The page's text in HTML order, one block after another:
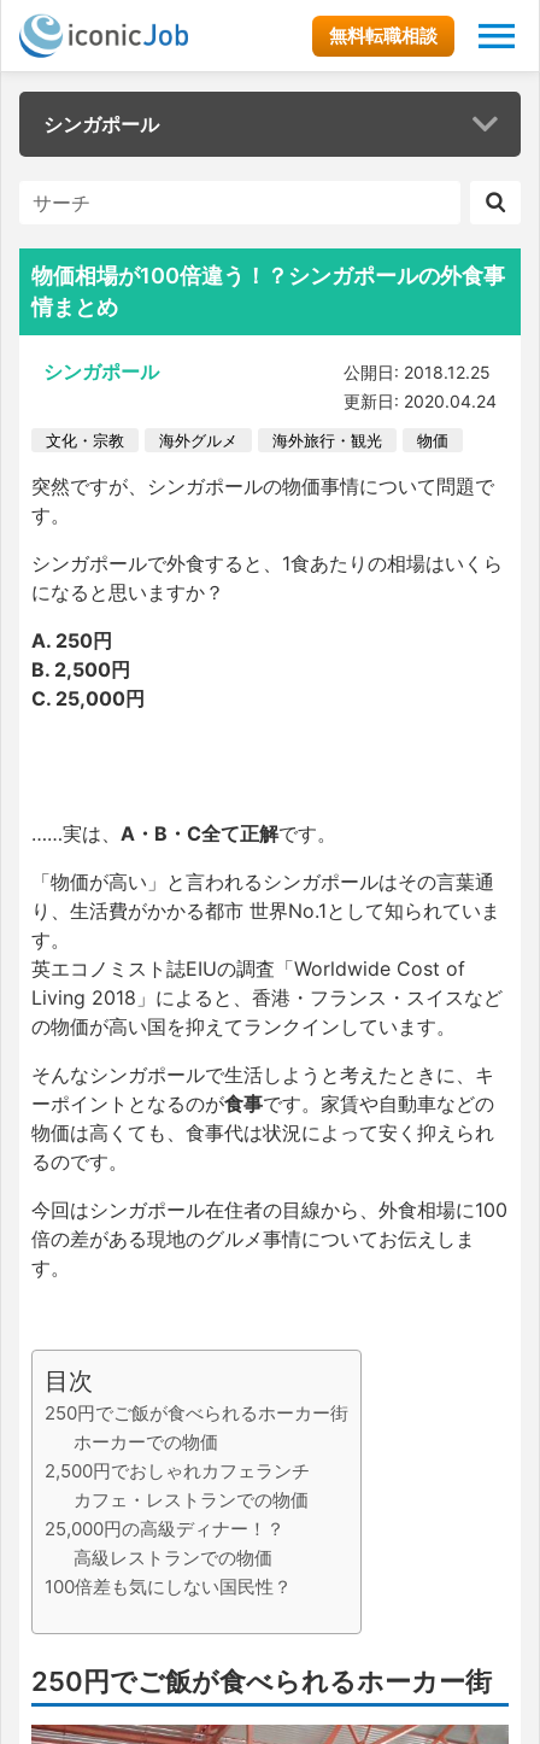
無料転職相談
シンガポール
物価相場が100倍違う！？シンガポールの外食事
情まとめ
シンガポール
公開日: 2018.12.25
更新日: 2020.04.24
文化・宗教 海外グルメ 海外旅行・観光 物価
突然ですが、シンガポールの物価事情について問題で
す。
シンガポールで外食すると、1食あたりの相場はいくら
になると思いますか？
A. 250円
B. 2,500円
C. 25,000円
……実は、 A・B・C全て正解です。
「物価が高い」と言われるシンガポールはその言葉通
り、生活費がかかる都市 世界No.1として知られていま
す。
英エコノミスト誌EIUの調査「Worldwide Cost of
Living 2018」によると、香港・フランス・スイスなど
の物価が高い国を抑えてランクインしています。
そんなシンガポールで生活しようと考えたときに、キ
ーポイントとなるのが食事です。家賃や自動車などの
物価は高くても、食事代は状況によって安く抑えられ
るのです。
今回はシンガポール在住者の目線から、外食相場に100
倍の差がある現地のグルメ事情についてお伝えしま
す。
目次
250円でご飯が食べられるホーカー街
ホーカーでの物価
2,500円でおしゃれカフェランチ
カフェ・レストランでの物価
25,000円の高級ディナー！？
高級レストランでの物価
100倍差も気にしない国民性？
250円でご飯が食べられるホーカー街